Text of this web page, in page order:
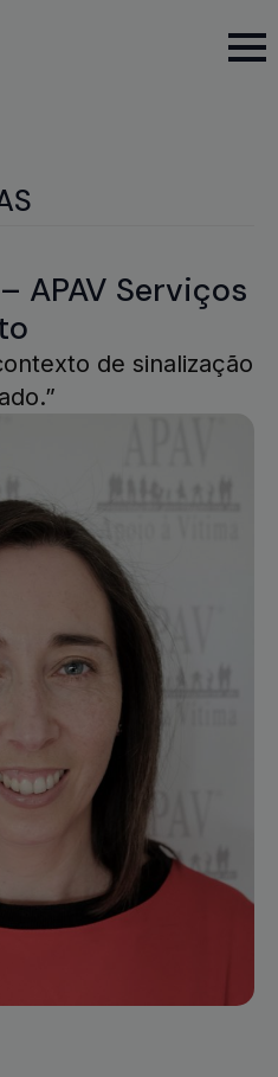
APAV Serviços
de sinalização